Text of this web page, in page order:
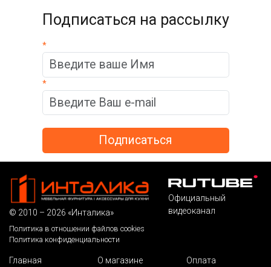
Подписаться на рассылку
*
*
© 2010 – 2026 «Инталика»
Политика в отношении файлов cookies
Политика конфиденциальности
Официальный
видеоканал
Главная О магазине Оплата